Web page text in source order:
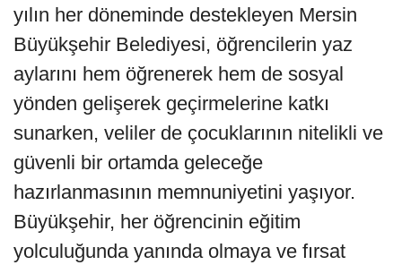
yılın her döneminde destekleyen Mersin
Büyükşehir Belediyesi, öğrencilerin yaz
aylarını hem öğrenerek hem de sosyal
yönden gelişerek geçirmelerine katkı
sunarken, veliler de çocuklarının nitelikli ve
güvenli bir ortamda geleceğe
hazırlanmasının memnuniyetini yaşıyor.
Büyükşehir, her öğrencinin eğitim
yolculuğunda yanında olmaya ve fırsat